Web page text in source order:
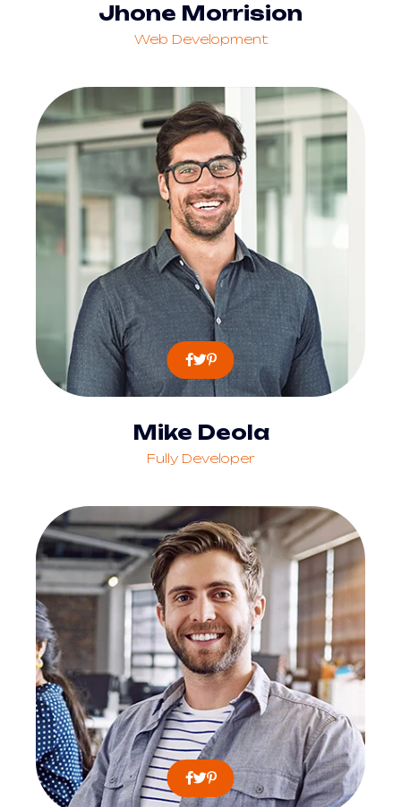
Jhone Morrision
Web Development
Mike Deola
Fully Developer